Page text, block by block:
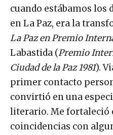
cuando estábamos los
en La Paz, era la
La Paz en Premio
Labastida (Premio
Ciudad de la Paz 1981).
primer contacto
convirtió en una
literario. Me fortaleció
coincidencias con